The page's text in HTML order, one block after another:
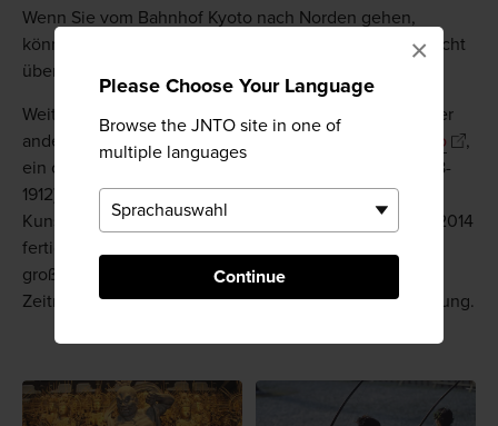
Please Choose Your Language
Browse the JNTO site in one of
multiple languages
Continue
×
Wenn Sie vom Bahnhof Kyoto nach Norden gehen,
können Sie den monumentalen
nicht
übersehen.
Weiter die Shichijo Street hinunter befindet sich auf der
anderen Seite des Kamo Nationalmuseum Kyoto
,
ein charakteristisches Gebäude aus der Meiji-Ära (1868-
1912), das unzählige Exponate des japanischen
Kunsthandwerks beherbergt. Ein neuer Flügel wurde 2014
fertiggestellt. Sonderausstellungen können hier sehr
große Massen anziehen, und Besuche in diesen
Zeiträumen erfordern eine entsprechende Vorausplanung.